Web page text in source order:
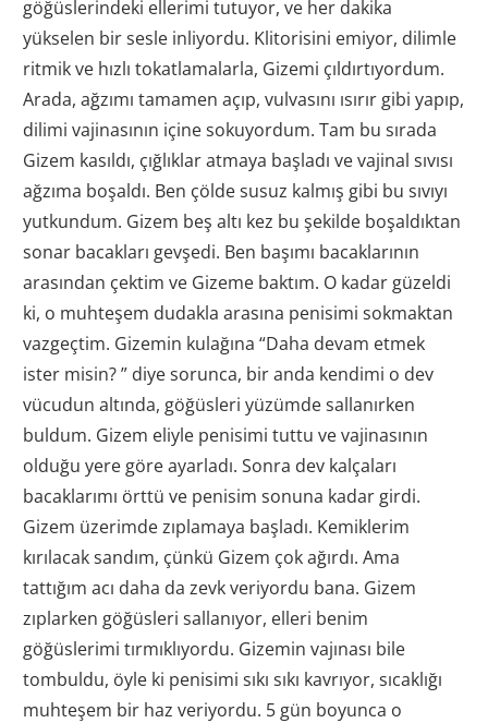
göğüslerindeki ellerimi tutuyor, ve her dakika
yükselen bir sesle inliyordu. Klitorisini emiyor, dilimle
ritmik ve hızlı tokatlamalarla, Gizemi çıldırtıyordum.
Arada, ağzımı tamamen açıp, vulvasını ısırır gibi yapıp,
dilimi vajinasının içine sokuyordum. Tam bu sırada
Gizem kasıldı, çığlıklar atmaya başladı ve vajinal sıvısı
ağzıma boşaldı. Ben çölde susuz kalmış gibi bu sıvıyı
yutkundum. Gizem beş altı kez bu şekilde boşaldıktan
sonar bacakları gevşedi. Ben başımı bacaklarının
arasından çektim ve Gizeme baktım. O kadar güzeldi
ki, o muhteşem dudakla arasına penisimi sokmaktan
vazgeçtim. Gizemin kulağına “Daha devam etmek
ister misin? ” diye sorunca, bir anda kendimi o dev
vücudun altında, göğüsleri yüzümde sallanırken
buldum. Gizem eliyle penisimi tuttu ve vajinasının
olduğu yere göre ayarladı. Sonra dev kalçaları
bacaklarımı örttü ve penisim sonuna kadar girdi.
Gizem üzerimde zıplamaya başladı. Kemiklerim
kırılacak sandım, çünkü Gizem çok ağırdı. Ama
tattığım acı daha da zevk veriyordu bana. Gizem
zıplarken göğüsleri sallanıyor, elleri benim
göğüslerimi tırmıklıyordu. Gizemin vajınası bile
tombuldu, öyle ki penisimi sıkı sıkı kavrıyor, sıcaklığı
muhteşem bir haz veriyordu. 5 gün boyunca o